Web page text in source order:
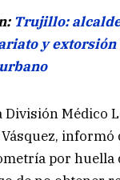
Trujillo:
y extorsión
Médico
informó
por huella